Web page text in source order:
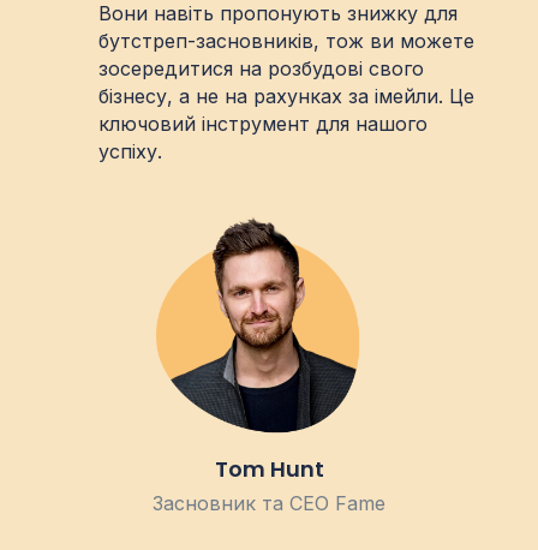
Вони навіть пропонують знижку для
бутстреп-засновників, тож ви можете
зосередитися на розбудові свого
бізнесу, а не на рахунках за імейли. Це
ключовий інструмент для нашого
успіху.
Tom Hunt
Засновник та CEO Fame